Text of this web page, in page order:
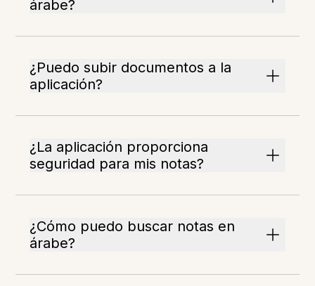
árabe?
¿Puedo subir documentos a la
aplicación?
¿La aplicación proporciona
seguridad para mis notas?
¿Cómo puedo buscar notas en
árabe?